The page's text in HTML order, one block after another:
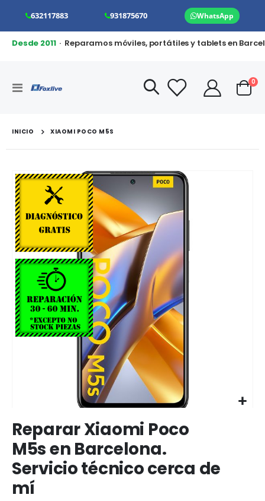
632117883 931875670 WhatsApp
Desde 2011· Reparamos móviles, portátiles y tablets en
Toggle
Cart
0
INICIO XIAOMI POCO M5S
Saltar
al
final
de
la
galería
de
imágenes
al
comienzo
de
la
galería
de
Reparar Xiaomi Poco
M5s en Barcelona.
Servicio técnico cerca de
mí